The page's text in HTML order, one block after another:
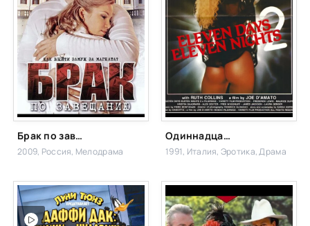
Брак по завещанию
2009, Россия, Мелодрама
Одиннадцать дней, одиннадцать ночей, часть 2
1991, Италия, Эротика, Драма